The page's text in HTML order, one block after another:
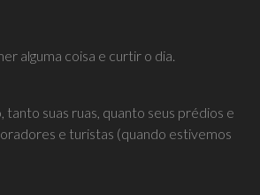
alguma coisa e curtir o dia.
suas ruas, quanto seus prédios e
e turistas (quando estivemos